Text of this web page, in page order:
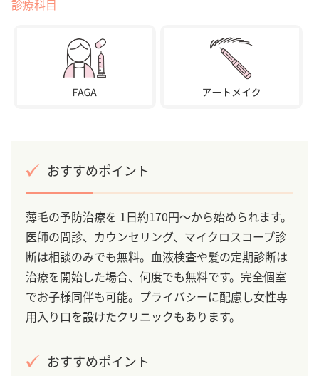
診療科目
おすすめポイント
薄毛の予防治療を 1日約170円～から始められます。
医師の問診、カウンセリング、マイクロスコープ診
断は相談のみでも無料。血液検査や髪の定期診断は
治療を開始した場合、何度でも無料です。完全個室
でお子様同伴も可能。プライバシーに配慮し女性専
用入り口を設けたクリニックもあります。
おすすめポイント